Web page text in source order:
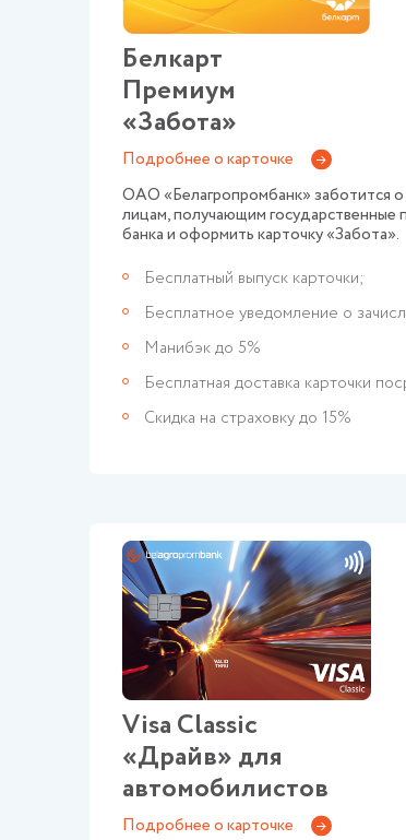
Белкарт
Премиум
«Забота»
Подробнее о карточке
ОАО «Белагропромбанк» заботится
лицам, получающим государственные
банка и оформить карточку «Забота».
Бесплатный выпуск карточки;
Бесплатное уведомление о
Манибэк до 5%
Бесплатная доставка карточки
Скидка на страховку до 15%
Visa Classic
«Драйв» для
автомобилистов
Подробнее о карточке